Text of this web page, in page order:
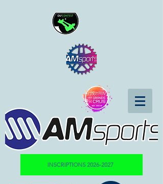
INSCRIPTIONS 2026-2027